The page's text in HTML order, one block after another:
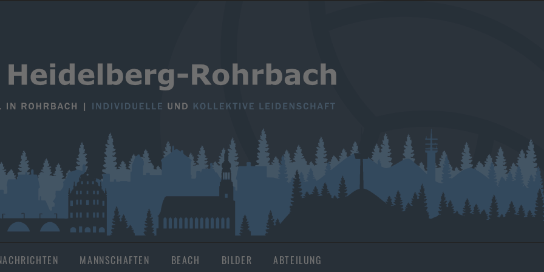
MANNSCHAFTEN BEACH BILDER ABTEILUNG